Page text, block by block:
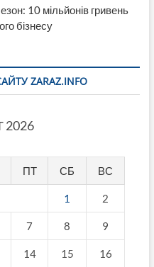
10 мільйонів гривень
бізнесу
ZARAZ.INFO
2026
ПТ СБ ВС
1 2
7 8 9
14 15 16